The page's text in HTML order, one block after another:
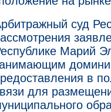
суд
Марий
в
для